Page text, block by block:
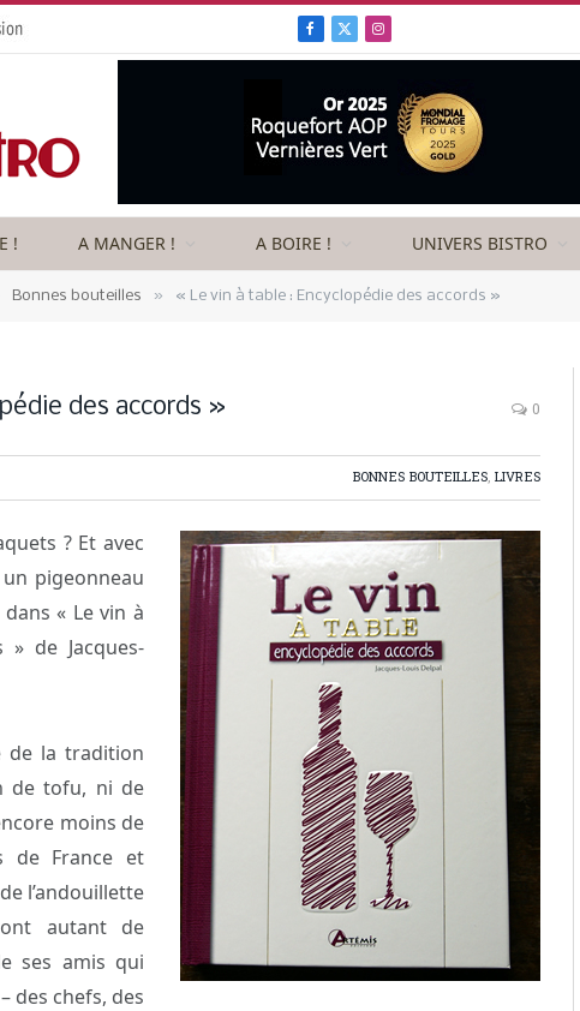
Facebook
X
(Twitter)
Instagram
! A MANGER ! A BOIRE ! UNIVERS BISTRO
Bonnes bouteilles » « Le vin à table : Encyclopédie des accords »
des accords » 0
BONNES BOUTEILLES, LIVRES
? Et avec
pigeonneau
« Le vin à
» de Jacques-
de la tradition
de tofu, ni de
moins de
de France et
l’andouillette
autant de
ses amis qui
des chefs, des